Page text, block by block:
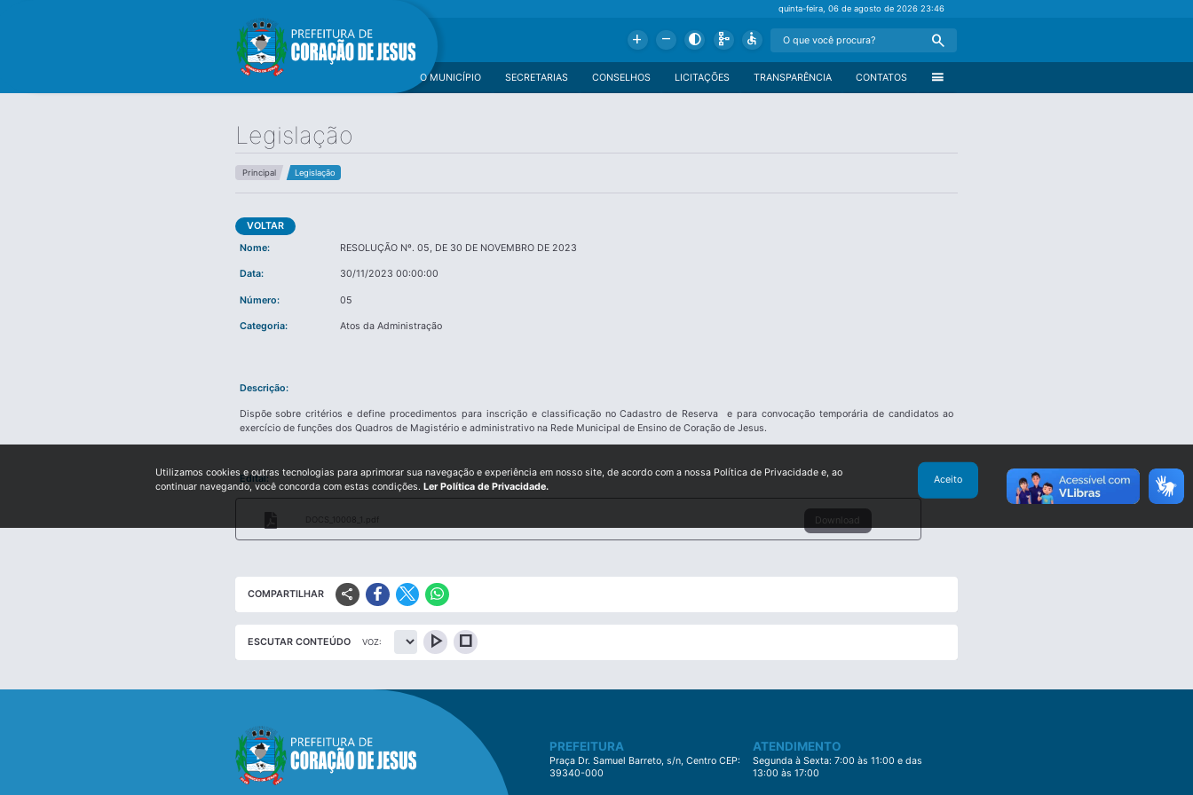
quinta-feira, 06 de agosto de 202623:46
Add Remove Contrast Schema Accessible Search
menu
CONTATOS
TRANSPARÊNCIA
LICITAÇÕES
CONSELHOS
SECRETARIAS
O MUNICÍPIO
Legislação
Principal Legislação
VOLTAR
Nome:
RESOLUÇÃO Nº. 05, DE 30 DE NOVEMBRO DE 2023
Data: 30/11/2023 00:00:00
Número: 05
Categoria: Atos da Administração
Descrição:
Dispõe sobre critérios e define procedimentos para inscrição e classificação no Cadastro de Reserva e para convocação temporária de candidatos ao
exercício de funções dos Quadros de Magistério e administrativo na Rede Municipal de Ensino de Coração de Jesus.
Edital:
DOCS_10008_1.pdf Download
COMPARTILHAR share
ESCUTAR CONTEÚDO VOZ: play_arrow stop
PREFEITURA
Praça Dr. Samuel Barreto, s/n, Centro CEP:
39340-000
ATENDIMENTO
Segunda à Sexta: 7:00 às 11:00 e das
13:00 às 17:00
Utilizamos cookies e outras tecnologias para aprimorar sua navegação e experiência em nosso site, de acordo com a nossa Política de Privacidade e, ao
continuar navegando, você concorda com estas condições. Ler Política de Privacidade.
Aceito